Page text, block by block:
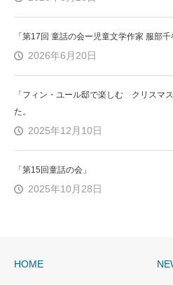
「第17回 童話の会ー児童文学作家 服部
2026年6月20日
「フィン・ユール邸で楽しむ クリスマ
た。
2025年12月10日
「第15回童話の会」
2025年10月28日
HOME